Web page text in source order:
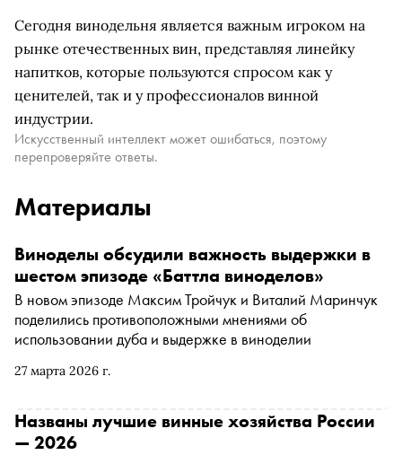
Сегодня винодельня является важным игроком на
рынке отечественных вин, представляя линейку
напитков, которые пользуются спросом как у
ценителей, так и у профессионалов винной
индустрии.
Искусственный интеллект может ошибаться, поэтому
перепроверяйте ответы.
Материалы
27 марта 2026 г.
Виноделы обсудили важность выдержки в
шестом эпизоде «Баттла виноделов»
В новом эпизоде Максим Тройчук и Виталий Маринчук
поделились противоположными мнениями об
использовании дуба и выдержке в виноделии
Названы лучшие винные хозяйства России
— 2026